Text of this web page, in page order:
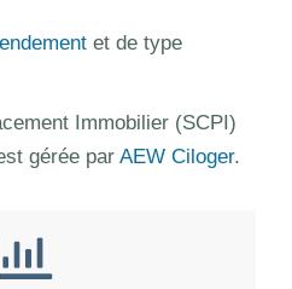
et de type
Immobilier (SCPI)
gérée par AEW Ciloger.